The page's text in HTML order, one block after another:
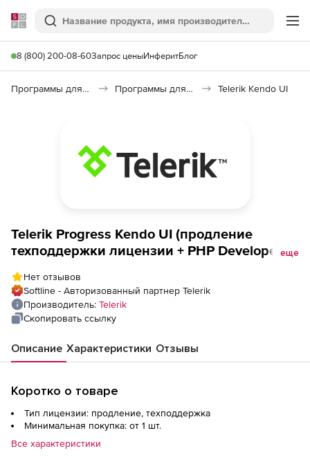
Softline
Поиск
8 (800) 200-08-60Запрос ценыИнферитБлог
Программы для программирования Программы для разработки ПО Telerik Kendo UI
Telerik Progress Kendo UI (продление
техподдержки лицензии + PHP Developer),еще
Нет отзывов
Softline - Авторизованный партнер Telerik
Производитель: Telerik
Скопировать ссылку
Описание Характеристики Отзывы
Коротко о товаре
Тип лицензии: продление, техподдержка
Минимальная покупка: от 1 шт.
Все характеристики